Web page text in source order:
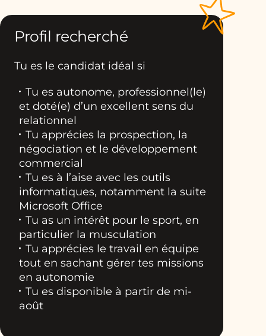
Profil recherché
Tu es le candidat idéal si
Tu es autonome, professionnel(le)
et doté(e) d’un excellent sens du
relationnel
Tu apprécies la prospection, la
négociation et le développement
commercial
Tu es à l’aise avec les outils
informatiques, notamment la suite
Microsoft Office
Tu as un intérêt pour le sport, en
particulier la musculation
Tu apprécies le travail en équipe
tout en sachant gérer tes missions
en autonomie
Tu es disponible à partir de mi-
août